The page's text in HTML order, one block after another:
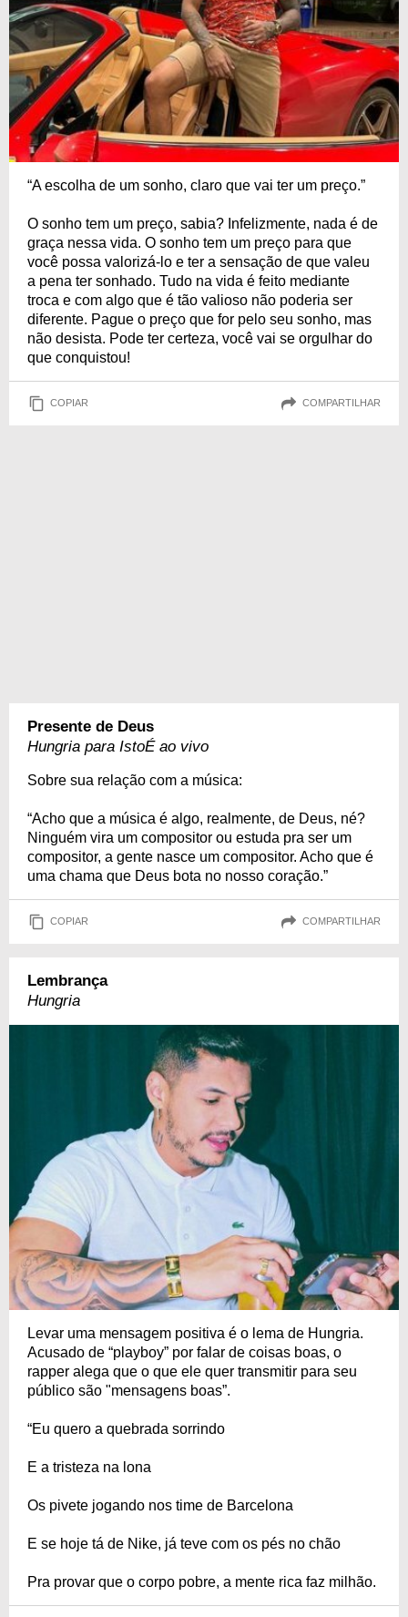
“A escolha de um sonho, claro que vai ter um preço.”
O sonho tem um preço, sabia? Infelizmente, nada é de
graça nessa vida. O sonho tem um preço para que
você possa valorizá-lo e ter a sensação de que valeu
a pena ter sonhado. Tudo na vida é feito mediante
troca e com algo que é tão valioso não poderia ser
diferente. Pague o preço que for pelo seu sonho, mas
não desista. Pode ter certeza, você vai se orgulhar do
que conquistou!
COPIAR COMPARTILHAR
Presente de Deus
Hungria para IstoÉ ao vivo
Sobre sua relação com a música:
“Acho que a música é algo, realmente, de Deus, né?
Ninguém vira um compositor ou estuda pra ser um
compositor, a gente nasce um compositor. Acho que é
uma chama que Deus bota no nosso coração.”
COPIAR COMPARTILHAR
Lembrança
Hungria
Levar uma mensagem positiva é o lema de Hungria.
Acusado de “playboy” por falar de coisas boas, o
rapper alega que o que ele quer transmitir para seu
público são "mensagens boas”.
“Eu quero a quebrada sorrindo
E a tristeza na lona
Os pivete jogando nos time de Barcelona
E se hoje tá de Nike, já teve com os pés no chão
Pra provar que o corpo pobre, a mente rica faz milhão.